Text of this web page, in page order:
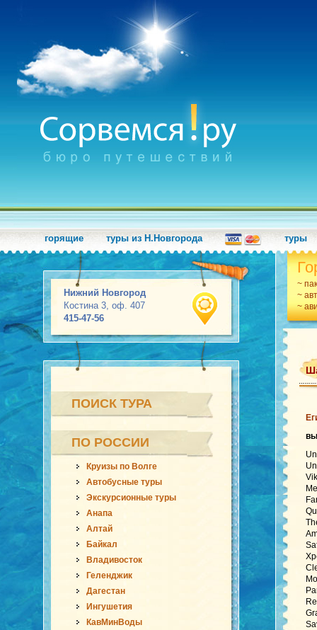
горящие туры из Н.Новгорода туры
Нижний Новгород
Костина 3, оф. 407
415-47-56
~
~
~
ПОИСК ТУРА
ПО РОССИИ
Круизы по Волге
Автобусные туры
Экскурсионные туры
Анапа
Алтай
Байкал
Владивосток
Геленджик
Дагестан
Ингушетия
КавМинВоды